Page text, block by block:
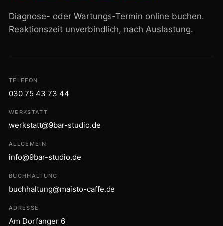
Diagnose- oder Wartungs-Termin online buchen.
Reaktionszeit unverbindlich, nach Auslastung.
TELEFON
030 75 43 73 44
WERKSTATT
werkstatt@9bar-studio.de
ALLGEMEIN
info@9bar-studio.de
BUCHHALTUNG
buchhaltung@maisto-caffe.de
ADRESSE
Am Dorfanger 6